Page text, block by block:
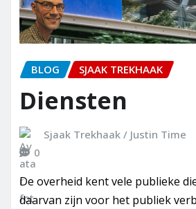
BLOG SJAAK TREKHAAK
Diensten
Sjaak Trekhaak / Justin Time
0
De overheid kent vele publieke
daarvan zijn voor het publiek